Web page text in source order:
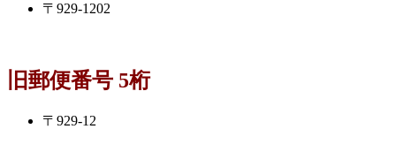
〒929-1202
旧郵便番号 5桁
〒929-12